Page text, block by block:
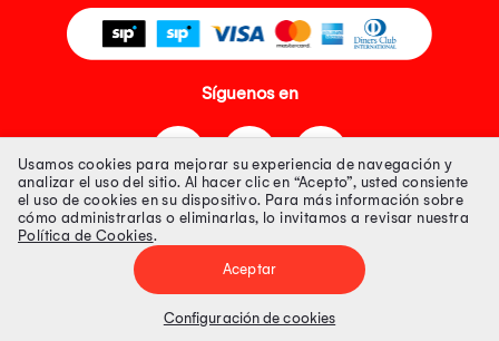
Síguenos en
Tienda 100% Segura
Tiendas Peruanas S.A. R.U.C. Nº 20493020618. Todos los derechos
Precios disponibles solo en www.oechsle.pe. Precios online publicados
Usamos cookies para mejorar su experiencia de navegación y
analizar el uso del sitio. Al hacer clic en “Acepto”, usted consiente
el uso de cookies en su dispositivo. Para más información sobre
cómo administrarlas o eliminarlas, lo invitamos a revisar nuestra
Política de Cookies.
Aceptar
Configuración de cookies